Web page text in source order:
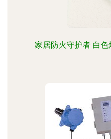
家居防火守护者 白